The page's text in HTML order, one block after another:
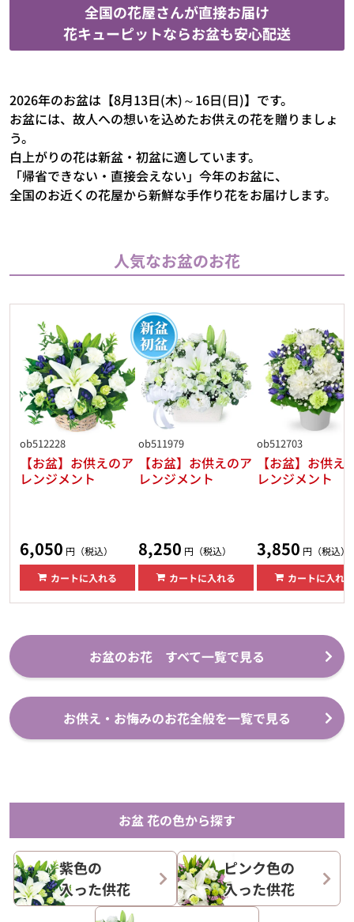
全国の花屋さんが直接お届け
花キューピットならお盆も安心配送
2026年のお盆は【8月13日(木)～16日(日)】です。
お盆には、故人への想いを込めたお供えの花を贈りましょ
う。
白上がりの花は新盆・初盆に適しています。
「帰省できない・直接会えない」今年のお盆に、
全国のお近くの花屋から新鮮な手作り花をお届けします。
人気なお盆のお花
ob512228
【お盆】お供えのア
レンジメント
6,050 円（税込）
カートに入れる
ob511979
【お盆】お供えのア
レンジメント
8,250 円（税込）
カートに入れる
ob512703
【お盆】お供え
レンジメント
3,850 円（税込）
カートに入れる
お盆のお花 すべて一覧で見る
お供え・お悔みのお花全般を一覧で見る
お盆 花の色から探す
紫色の
入った供花
ピンク色の
入った供花